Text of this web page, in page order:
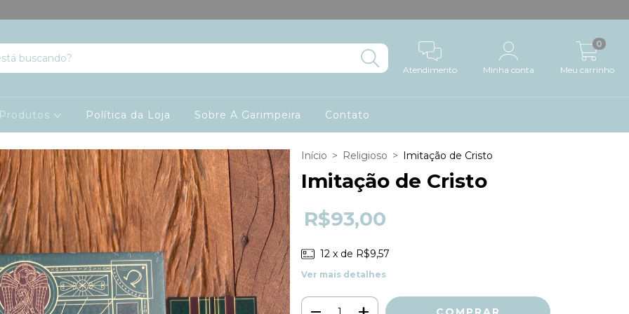
Atendimento Minha conta Meu carrinho
0
Política da Loja Sobre A Garimpeira Contato
Início > Religioso > Imitação de Cristo
Imitação de Cristo
R$93,00
12 x de R$9,57
Ver mais detalhes